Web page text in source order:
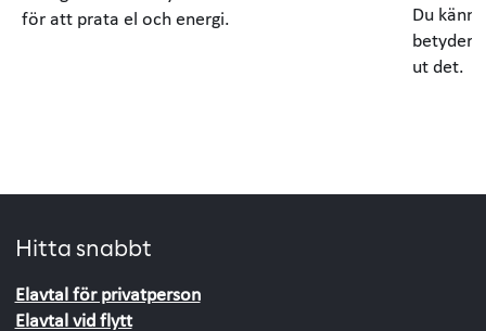
för att prata el och energi.
Du
betyder
ut det.
Hitta snabbt
Elavtal för privatperson
Elavtal vid flytt